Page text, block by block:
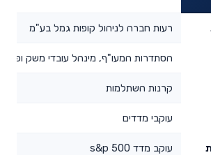
רעות חברה לניהול קופות גמל בע"מ
הסתדרות המעו"ף, מינהל עובדי משק
קרנות השתלמות
עוקבי מדדים
עוקב מדד s&p 500